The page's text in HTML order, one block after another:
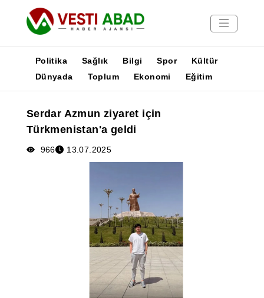
Yayınlar
Medya
Poster
Politika Sağlık Bilgi Spor
Kültür
Dünyada
Toplum Ekonomi Eğitim
Serdar Azmun ziyaret için
Türkmenistan'a geldi
966 13.07.2025